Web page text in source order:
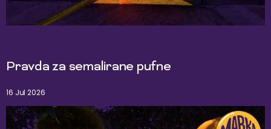
Pravda za semalirane pufne
16 Jul 2026